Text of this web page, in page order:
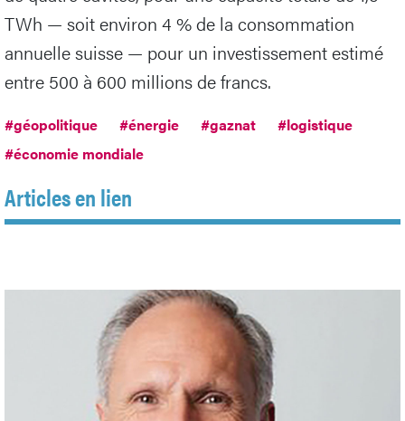
TWh — soit environ 4 % de la consommation
annuelle suisse — pour un investissement estimé
entre 500 à 600 millions de francs.
#géopolitique #énergie #gaznat
#logistique
#économie mondiale
Articles en lien